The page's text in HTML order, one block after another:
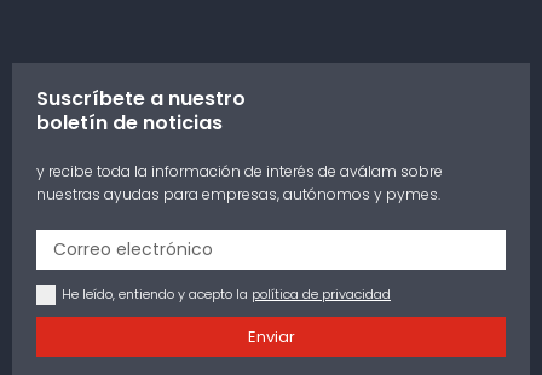
Suscríbete a nuestro
boletín de noticias
y recibe toda la información de interés de aválam sobre
nuestras ayudas para empresas, autónomos y pymes.
He leído, entiendo y acepto la política de privacidad
Enviar